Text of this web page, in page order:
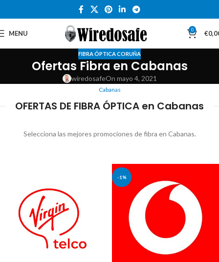
MENU 0 €
FIBRA ÓPTICA CORUÑA
Ofertas Fibra en Cabanas
wiredosafeOn mayo 4, 2021
Cabanas
OFERTAS DE FIBRA ÓPTICA en Cabanas
Selecciona las mejores promociones de fibra en Cabanas.
-1%